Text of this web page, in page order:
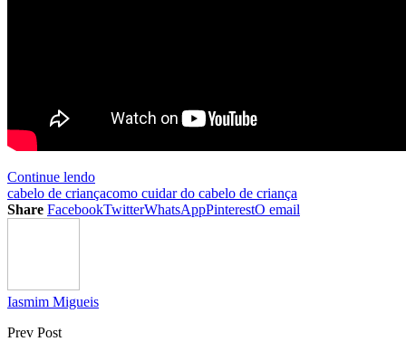
Continue lendo
cabelo de criançacomo cuidar do cabelo de criança
Share FacebookTwitterWhatsAppPinterestO email
Iasmim Migueis
Prev Post